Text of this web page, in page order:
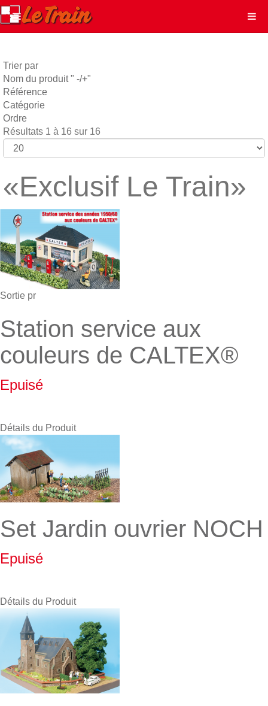
Trier par
Nom du produit " -/+"
Référence
Catégorie
Ordre
Résultats 1 à 16 sur 16
«Exclusif Le Train»
Sortie pr
Station service aux
couleurs de CALTEX®
Epuisé
Détails du Produit
Set Jardin ouvrier NOCH
Epuisé
Détails du Produit